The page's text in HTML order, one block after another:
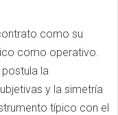
como su
como operativo.
la
y la simetría
típico con el